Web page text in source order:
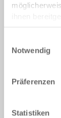
Nutzung der
Notwendig
Präferenzen
Statistiken
Farbe: